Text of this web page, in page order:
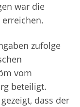
war die
zufolge
vom
beteiligt.
dass der